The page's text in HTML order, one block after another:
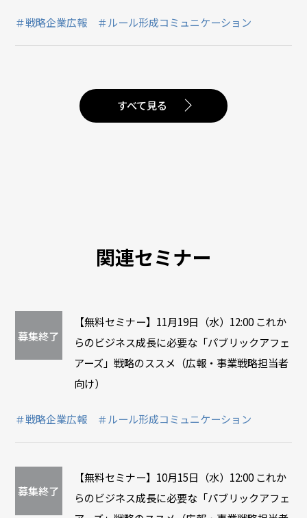
＃戦略企業広報 ＃ルール形成コミュニケーション
すべて見る
関連セミナー
募集終了
【無料セミナー】11月19日（水）12:00 これか
らのビジネス成長に必要な「パブリックアフェ
アーズ」戦略のススメ（広報・事業戦略担当者
向け）
＃戦略企業広報 ＃ルール形成コミュニケーション
募集終了
【無料セミナー】10月15日（水）12:00 これか
らのビジネス成長に必要な「パブリックアフェ